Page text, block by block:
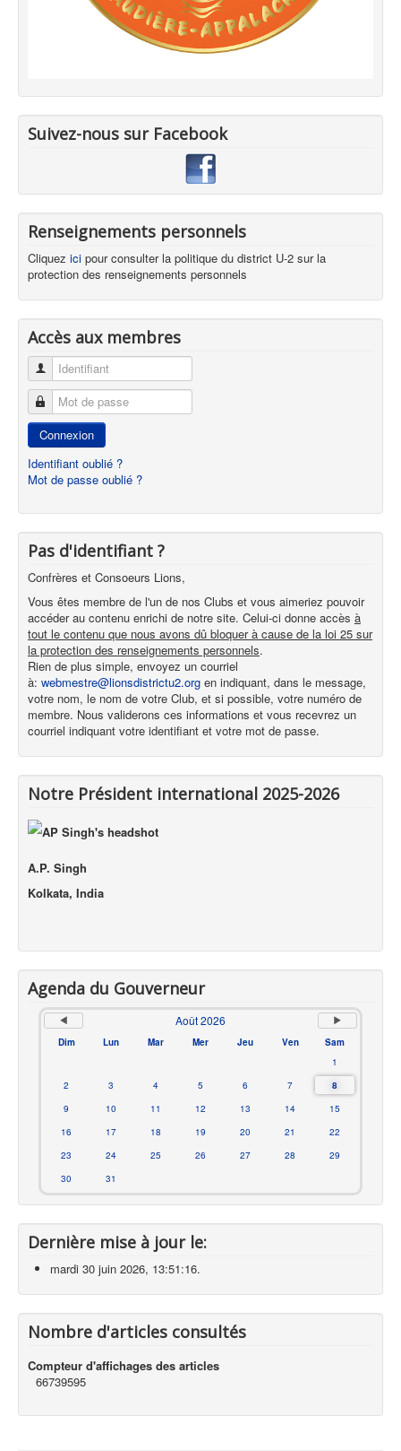
Suivez-nous sur Facebook
Renseignements personnels
Cliquez ici pour consulter la politique du district U-2 sur la
protection des renseignements personnels
Accès aux membres
Identifiant
Mot de passe
Connexion
Identifiant oublié ?
Mot de passe oublié ?
Pas d'identifiant ?
Confrères et Consoeurs Lions,
Vous êtes membre de l'un de nos Clubs et vous aimeriez pouvoir
accéder au contenu enrichi de notre site. Celui-ci donne accès à
tout le contenu que nous avons dû bloquer à cause de la loi 25 sur
la protection des renseignements personnels.
Rien de plus simple, envoyez un courriel
à: webmestre@lionsdistrictu2.org en indiquant, dans le message,
votre nom, le nom de votre Club, et si possible, votre numéro de
membre. Nous validerons ces informations et vous recevrez un
courriel indiquant votre identifiant et votre mot de passe.
Notre Président international 2025-2026
A.P. Singh
Kolkata, India
Agenda du Gouverneur
Août 2026
Dim Lun Mar Mer Jeu Ven
Sam
1
2
3 4 5 6 7
8
9
10 11 12 13 14
15
16
17 18 19 20 21
22
23
24 25 26 27 28
29
30
31
Dernière mise à jour le:
mardi 30 juin 2026, 13:51:16.
Nombre d'articles consultés
Compteur d'affichages des articles
66739595